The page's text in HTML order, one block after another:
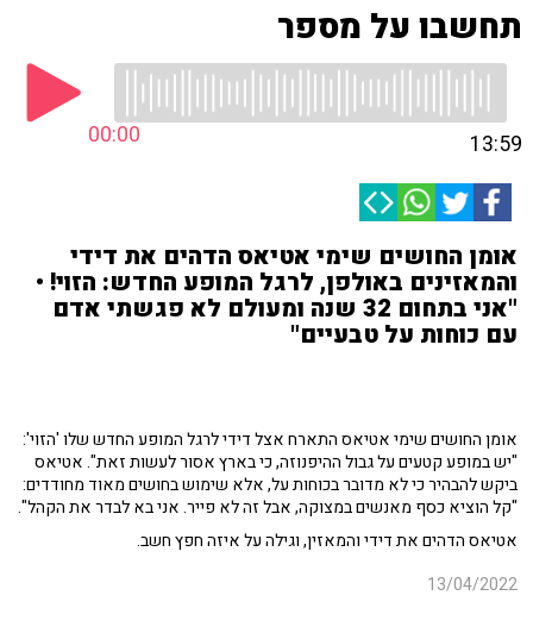
תחשבו על מספר
00:00 13:59
אומן החושים שימי אטיאס הדהים את דידי
והמאזינים באולפן, לרגל המופע החדש: הזוי! •
"אני בתחום 32 שנה ומעולם לא פגשתי אדם
עם כוחות על טבעיים"
אומן החושים שימי אטיאס התארח אצל דידי לרגל המופע החדש שלו 'הזוי':
"יש במופע קטעים על גבול ההיפנוזה, כי בארץ אסור לעשות זאת". אטיאס
ביקש להבהיר כי לא מדובר בכוחות על, אלא שימוש בחושים מאוד מחודדים:
"קל הוציא כסף מאנשים במצוקה, אבל זה לא פייר. אני בא לבדר את הקהל".
אטיאס הדהים את דידי והמאזין, וגילה על איזה חפץ חשב.
13/04/2022